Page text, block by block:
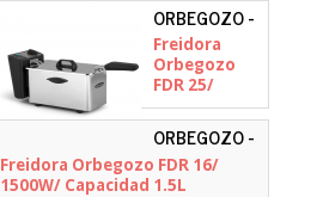
ORBEGOZO -
15253
Freidora
Orbegozo
FDR 25/
2000W/
Capacidad
2.5L
ORBEGOZO -
15636
Freidora Orbegozo FDR 16/
1500W/ Capacidad 1.5L